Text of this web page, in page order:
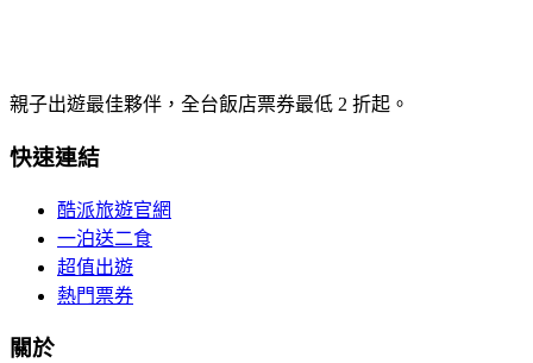
親子出遊最佳夥伴，全台飯店票券最低 2 折起。
快速連結
酷派旅遊官網
一泊送二食
超值出遊
熱門票券
關於